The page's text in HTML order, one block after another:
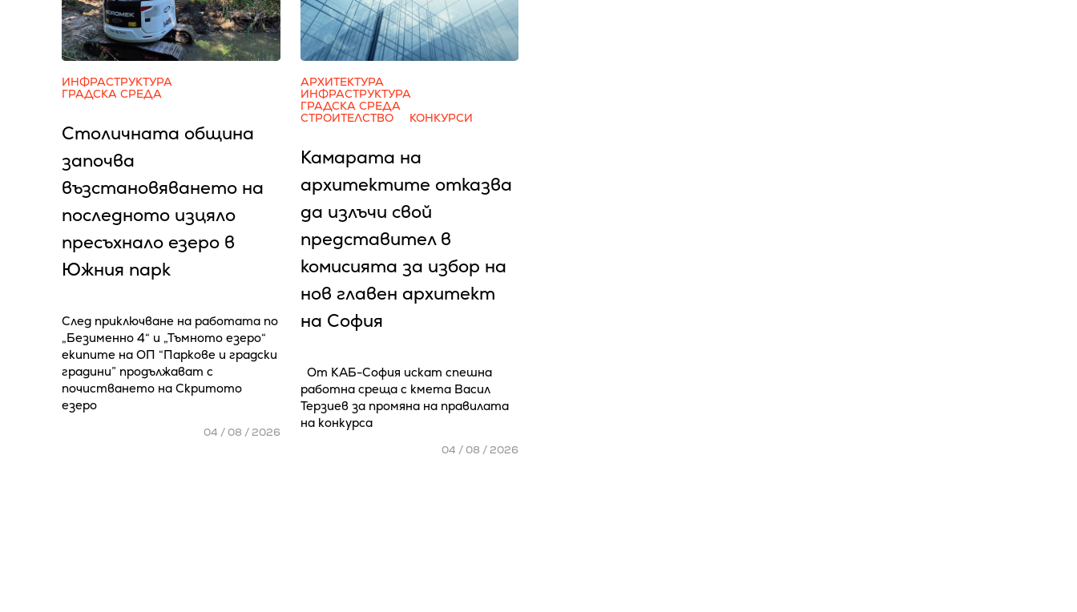
ИНФРАСТРУКТУРА
ГРАДСКА СРЕДА
Столичната община
започва
възстановяването на
последното изцяло
пресъхнало езеро в
Южния парк
След приключване на работата по
„Безименно 4“ и „Тъмното езеро“
екипите на ОП “Паркове и градски
градини” продължават с
почистването на Скритото
езеро
04 / 08 / 2026
АРХИТЕКТУРА
ИНФРАСТРУКТУРА
ГРАДСКА СРЕДА
СТРОИТЕЛСТВО
КОНКУРСИ
Камарата на
архитектите отказва
да излъчи свой
представител в
комисията за избор на
нов главен архитект
на София
От КАБ-София искат спешна
работна среща с кмета Васил
Терзиев за промяна на правилата
на конкурса
04 / 08 / 2026